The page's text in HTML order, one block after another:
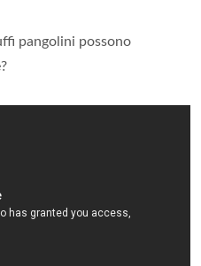
pangolini possono